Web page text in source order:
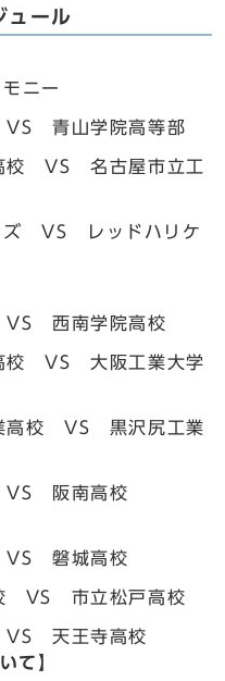
ュール
ニー
青山学院高等部
VS 名古屋市立工
ズ VS レッドハリケ
西南学院高校
VS 大阪工業大学
校 VS 黒沢尻工業
阪南高校
磐城高校
VS 市立松戸高校
天王寺高校
て】